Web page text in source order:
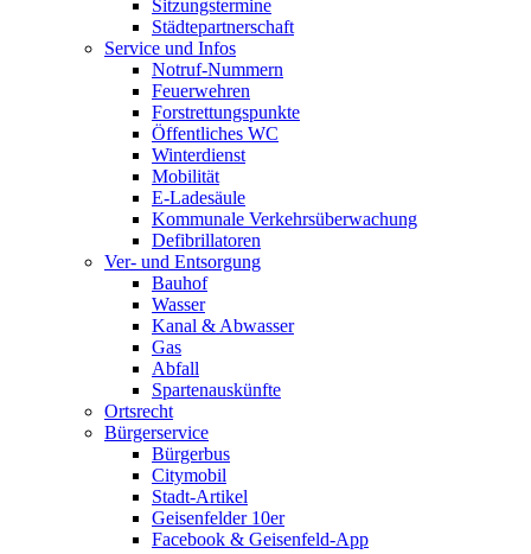
Sitzungstermine
Städtepartnerschaft
Service und Infos
Notruf-Nummern
Feuerwehren
Forstrettungspunkte
Öffentliches WC
Winterdienst
Mobilität
E-Ladesäule
Kommunale Verkehrsüberwachung
Defibrillatoren
Ver- und Entsorgung
Bauhof
Wasser
Kanal & Abwasser
Gas
Abfall
Spartenauskünfte
Ortsrecht
Bürgerservice
Bürgerbus
Citymobil
Stadt-Artikel
Geisenfelder 10er
Facebook & Geisenfeld-App